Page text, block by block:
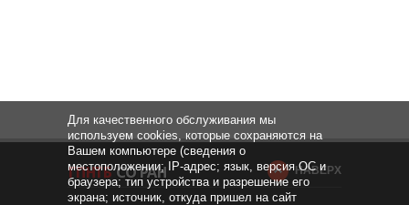
НАВЕРХ
Для качественного обслуживания мы
используем cookies, которые сохраняются на
Вашем компьютере (сведения о
местоположении; IP-адрес; язык, версия ОС и
браузера; тип устройства и разрешение его
экрана; источник, откуда пришел на сайт